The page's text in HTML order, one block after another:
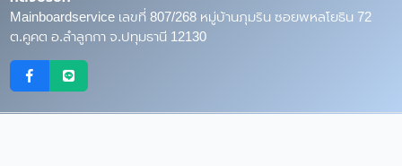
Mainboardservice เลขที่ 807/268 หมู่บ้านภุมริน ซอยพหลโยธิน 72
ต.คูคต อ.ลำลูกกา จ.ปทุมธานี 12130